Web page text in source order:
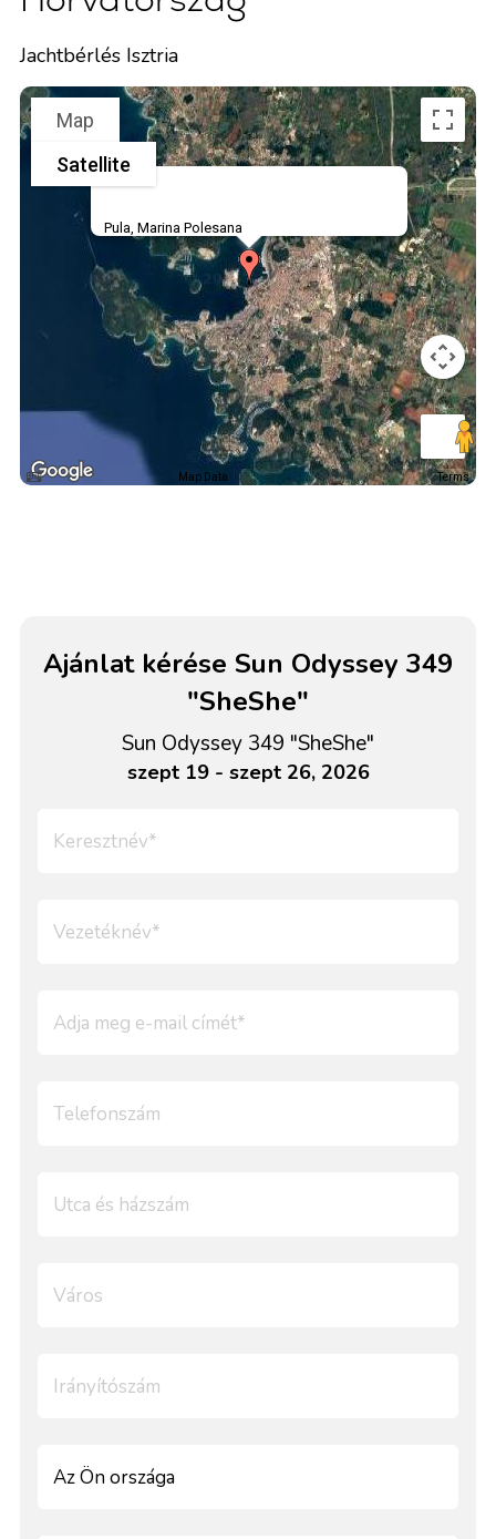
Jachtbérlés Isztria
Pula, Marina Polesana
Map
Satellite
Map Data Terms
Ajánlat kérése Sun Odyssey 349
"SheShe"
Sun Odyssey 349 "SheShe"
szept 19 - szept 26, 2026